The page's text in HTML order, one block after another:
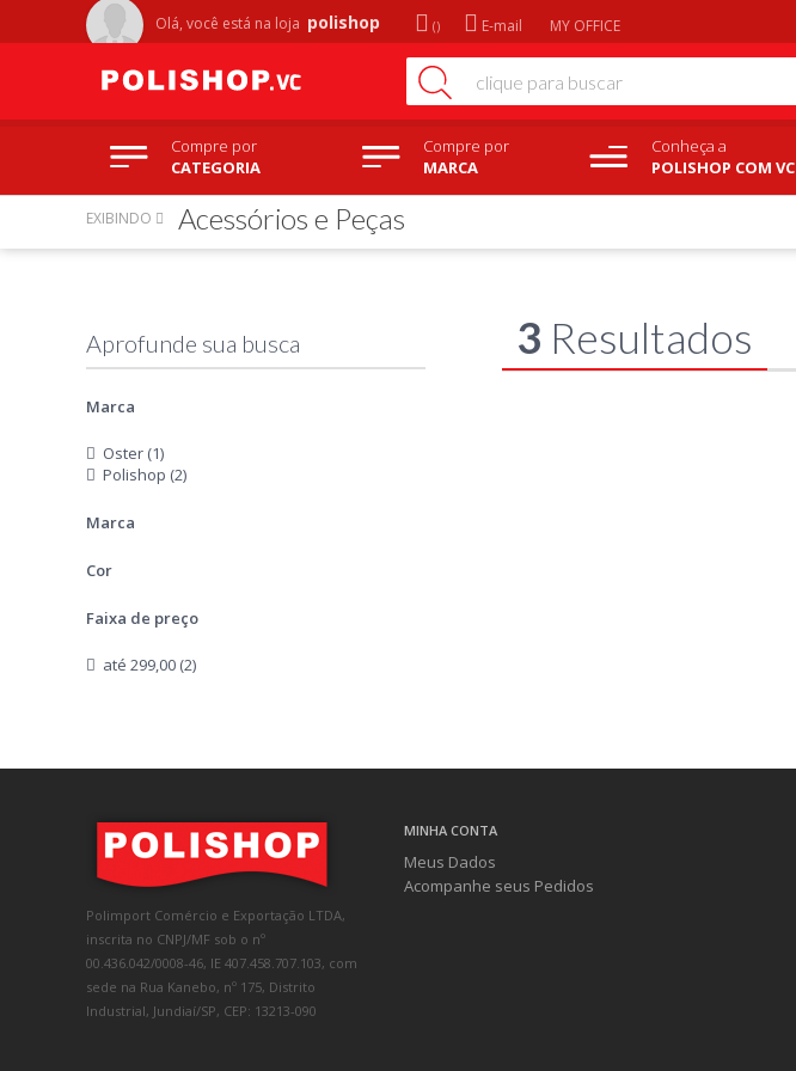
Olá, você está na loja polishop E-mail MY OFFICE
Compre por
CATEGORIA
Compre por
MARCA
Conheça a
POLISHOP COM VC
Marca
Oster (1)
Polishop (2)
Marca
Cor
Faixa de preço
até 299,00 (2)
EXIBINDO Acessórios e Peças
3 Resultados
Polimport Comércio e Exportação LTDA,
inscrita no CNPJ/MF sob o nº
00.436.042/0008-46, IE 407.458.707.103, com
sede na Rua Kanebo, nº 175, Distrito
Industrial, Jundiaí/SP, CEP: 13213-090
MINHA CONTA
Meus Dados
Acompanhe seus Pedidos